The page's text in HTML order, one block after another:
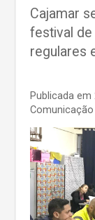
Cajamar
festival
regulares
Publicada